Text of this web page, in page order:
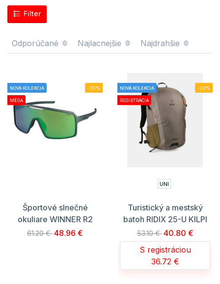
Filter
Odporúčané Najlacnejšie Najdrahšie
NOVÁ KOLEKCIA
MEGA
-20%
Športové slnečné
okuliare WINNER R2
61.20 €48.96 €
NOVÁ KOLEKCIA
REGISTRÁCIA
-23%
UNI
Turistický a mestský
batoh RIDIX 25-U KILPI
53.10 € 40.80 €
S registráciou
36.72 €